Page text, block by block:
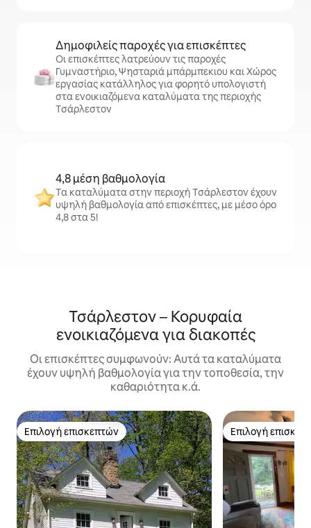
Δημοφιλείς παροχές για επισκέπτες
Οι επισκέπτες λατρεύουν τις παροχές
Γυμναστήριο, Ψησταριά μπάρμπεκιου και Χώρος
εργασίας κατάλληλος για φορητό υπολογιστή
στα ενοικιαζόμενα καταλύματα της περιοχής
Τσάρλεστον
4,8 μέση βαθμολογία
Τα καταλύματα στην περιοχή Τσάρλεστον έχουν
υψηλή βαθμολογία από επισκέπτες, με μέσο όρο
4,8 στα 5!
Τσάρλεστον – Κορυφαία
ενοικιαζόμενα για διακοπές
Οι επισκέπτες συμφωνούν: Αυτά τα καταλύματα
έχουν υψηλή βαθμολογία για την τοποθεσία, την
καθαριότητα κ.ά.
Επιλογή επισκεπτών
Επιλογή επισκεπτών Επιλογή
Επιλογή